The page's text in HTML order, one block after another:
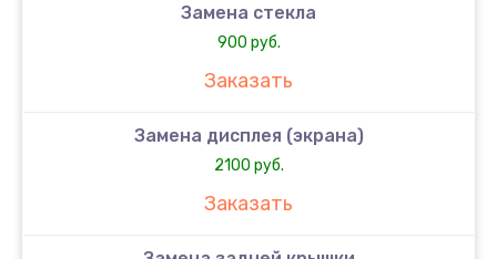
Замена стекла
900 руб.
Заказать
Замена дисплея (экрана)
2100 руб.
Заказать